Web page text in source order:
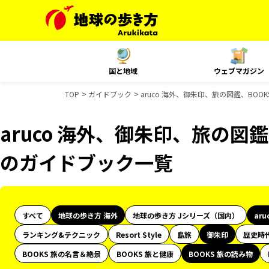
国と地域 ウェブマガジン
TOP ガイドブック aruco 海外、御朱印、旅の図鑑、
aruco 海外、御朱印、旅の図
のガイドブック一覧
すべて 地球の歩き方 海外 地球の歩き方 Jシリーズ（国内）
ランキング&テクニック
Resort Style 島旅 御朱印
歴史時
BOOKS 旅の名言＆絶景
BOOKS 旅と健康 BOOKS 旅の読み物